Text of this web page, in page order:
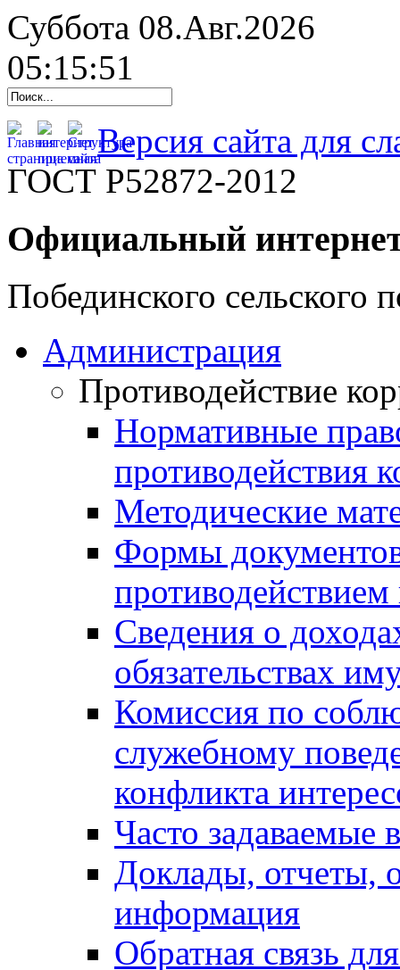
Суббота 08.Авг.2026
05:15:52
Версия сайта для
ГОСТ Р52872-2012
Официальный
Побединского сельского
Администрация
Противодействие
Нормативные
противодействия
Методические
Формы
Сведения о
обязательствах
Комиссия по
служебному
конфликта
Часто задаваемые
Доклады, отчеты,
информация
Обратная связь